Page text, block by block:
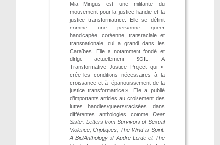
Mia Mingus est une militante du
mouvement pour la justice handie et la
justice transformatrice. Elle se définit
comme une personne queer
handicapée, coréenne, transraciale et
transnationale, qui a grandi dans les
Caraïbes. Elle a notamment fondé et
dirige actuellement SOIL: A
Transformative Justice Project qui «
crée les conditions nécessaires à la
croissance et à l’épanouissement de la
justice transformatrice ». Elle a publié
d’importants articles au croisement des
luttes handies/queers/racisées dans
différentes anthologies comme Dear
Sister: Letters from Survivors of Sexual
Violence, Criptiques, The Wind is Spirit:
A Bio/Anthology of Audre Lorde et The